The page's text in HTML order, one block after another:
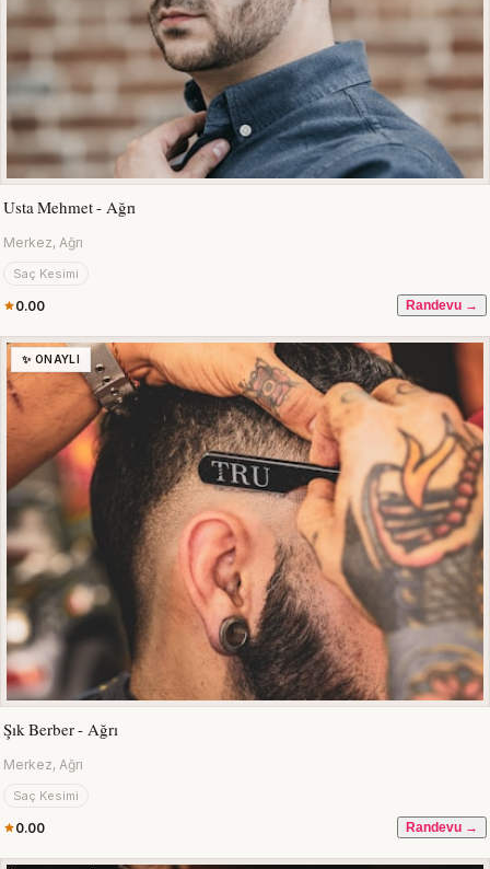
Usta Mehmet - Ağrı
Merkez, Ağrı
Saç Kesimi
0.00 Randevu →
✨ ONAYLI
Şık Berber - Ağrı
Merkez, Ağrı
Saç Kesimi
0.00 Randevu →